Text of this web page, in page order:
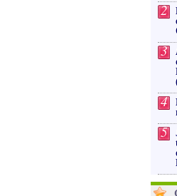
2
3
4
5